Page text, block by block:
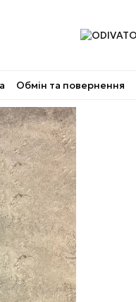
Обмін та повернення